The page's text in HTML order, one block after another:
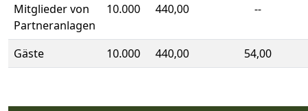
Mitglieder von
Partneranlagen
10.000 440,00 --
Gäste 10.000 440,00 54,00